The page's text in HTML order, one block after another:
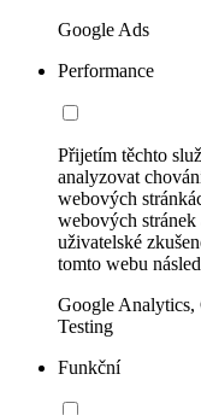
Google Ads
Performance
Přijetím těchto
analyzovat
webových
webových stránek
uživatelské
tomto webu
Google Analytics,
Testing
Funkční